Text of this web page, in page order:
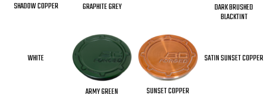
SHADOW COPPER GRAPHITE GREY
DARK BRUSHED
BLACKTINT
WHITE
ARMY GREEN SUNSET COPPER
SATIN SUNSET COPPER